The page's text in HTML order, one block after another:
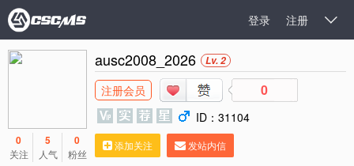

注册
登录
0
关注
5
人气
0
粉丝
ausc2008_2026 Lv. 2
注册会员 0
ID：31104
添加关注 发站内信